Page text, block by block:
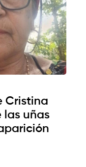
Cristina
las uñas